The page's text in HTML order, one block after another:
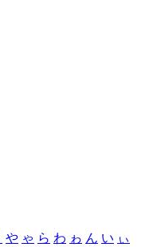
や ゃ ら わ ゎ ん い ぃ